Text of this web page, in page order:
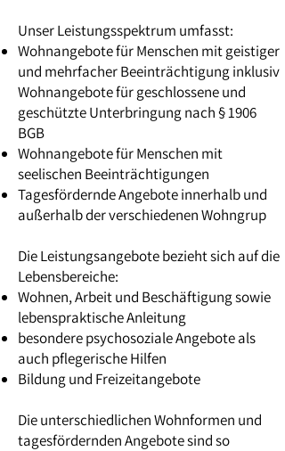
Unser Leistungsspektrum umfasst:
Wohnangebote für Menschen mit geistiger
und mehrfacher Beeinträchtigung inklusiv
Wohnangebote für geschlossene und
geschützte Unterbringung nach § 1906
BGB
Wohnangebote für Menschen mit
seelischen Beeinträchtigungen
Tagesfördernde Angebote innerhalb und
außerhalb der verschiedenen Wohngrup
Die Leistungsangebote bezieht sich auf die
Lebensbereiche:
Wohnen, Arbeit und Beschäftigung sowie
lebenspraktische Anleitung
besondere psychosoziale Angebote als
auch pflegerische Hilfen
Bildung und Freizeitangebote
Die unterschiedlichen Wohnformen und
tagesfördernden Angebote sind so